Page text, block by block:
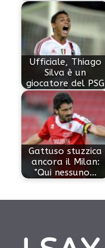
Ufficiale, Thiago
Silva è un
giocatore del PSG
Gattuso stuzzica
ancora il Milan:
"Qui nessuno…